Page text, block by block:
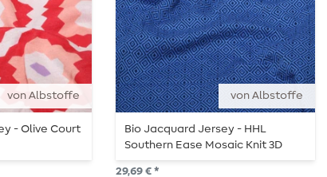
von Albstoffe
- Olive Court
von Albstoffe
Bio Jacquard Jersey - HHL
Southern Ease Mosaic Knit 3D
Blau
29,69 € *